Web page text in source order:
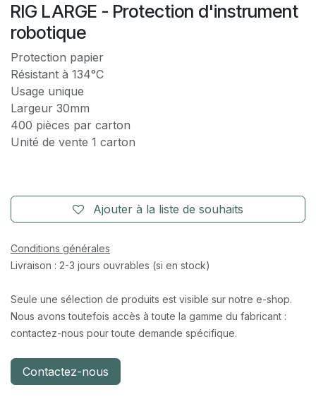
RIG LARGE - Protection d'instrument
robotique
Protection papier
Résistant à 134°C
Usage unique
Largeur 30mm
400 pièces par carton
Unité de vente 1 carton
Ajouter à la liste de souhaits
Conditions générales
Livraison : 2-3 jours ouvrables (si en stock)
Seule une sélection de produits est visible sur notre e-shop.
Nous avons toutefois accès à toute la gamme du fabricant :
contactez-nous pour toute demande spécifique.
Contactez-nous